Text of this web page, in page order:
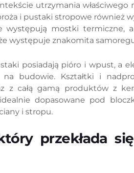
utrzymania
i pustaki stropowe również
mostki termiczne,
występuje znakomita
posiadają pióro i wpust, a
budowie. Kształtki i
z całą gamą produktów z
dopasowane pod
i stropu.
przekłada